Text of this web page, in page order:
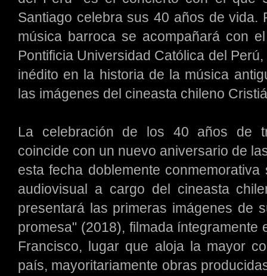
Santiago celebra sus 40 años de vida.
música barroca se acompañará con
Pontificia Universidad Católica del
inédito en la historia de la música
las imágenes del cineasta chileno
La celebración de los 40 años de
coincide con un nuevo aniversario de
esta fecha doblemente
audiovisual a cargo del cineasta
presentará las primeras imágenes de
promesa" (2018), filmada íntegramente
Francisco, lugar que aloja la mayor
país, mayoritariamente obras